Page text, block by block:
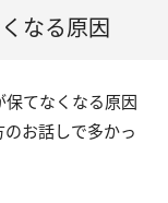
なる原因
てなくなる原因
お話しで多かっ